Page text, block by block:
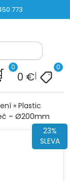
773
Machines
0
0 €|
0
» Plastic
– Ø200mm
23%
SLEVA